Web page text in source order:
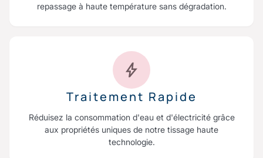
repassage à haute température sans dégradation.
Traitement Rapide
Réduisez la consommation d'eau et d'électricité grâce
aux propriétés uniques de notre tissage haute
technologie.